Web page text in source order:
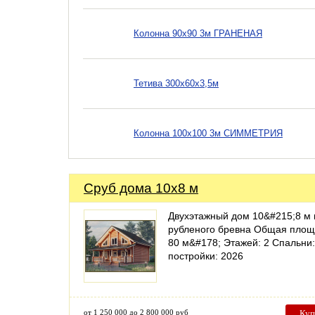
Колонна 90х90 3м ГРАНЕНАЯ
Тетива 300х60х3,5м
Колонна 100х100 3м СИММЕТРИЯ
Сруб дома 10x8 м
Двухэтажный дом 10&#215;8 м
рубленого бревна Общая
80 м&#178; Этажей: 2
постройки: 2026
от 1 250 000 до 2 800 000 руб